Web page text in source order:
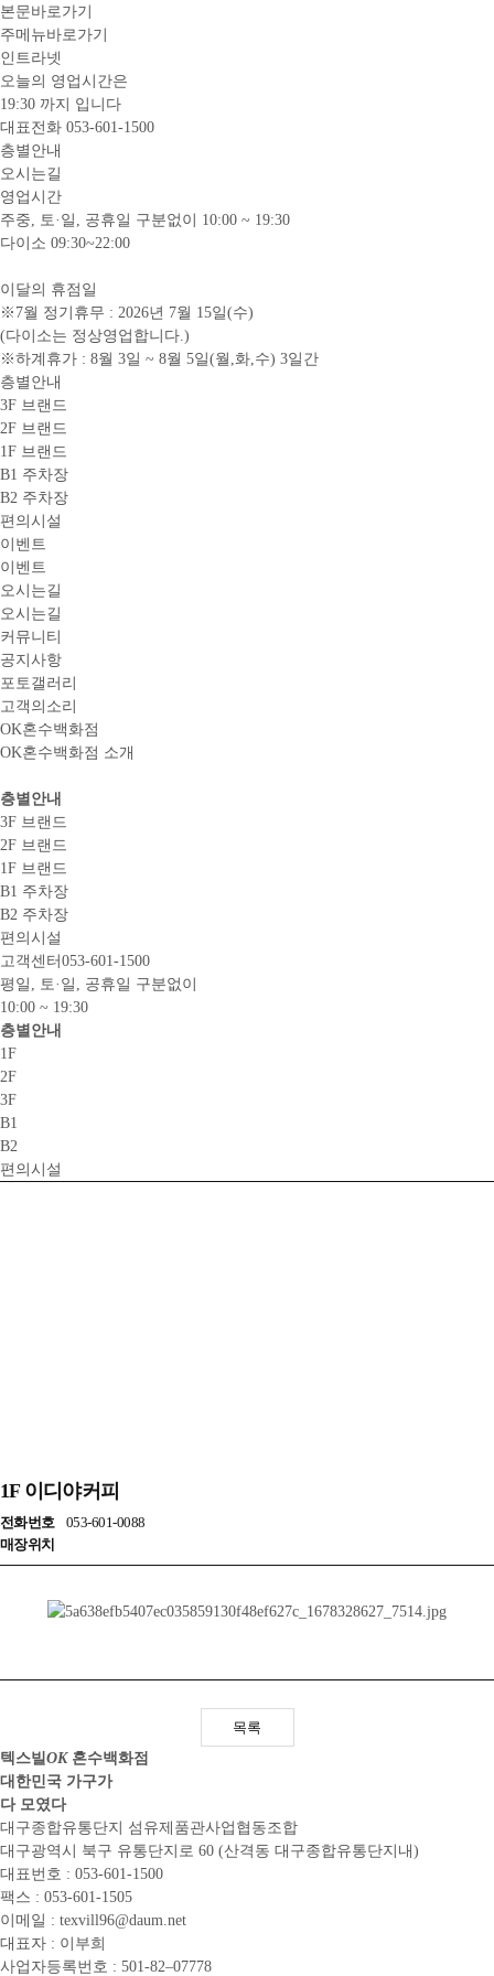
본문바로가기
주메뉴바로가기
인트라넷
오늘의 영업시간은
19:30 까지 입니다
대표전화 053-601-1500
층별안내
오시는길
영업시간
주중, 토·일, 공휴일 구분없이 10:00 ~ 19:30
다이소 09:30~22:00
이달의 휴점일
※7월 정기휴무 : 2026년 7월 15일(수)
(다이소는 정상영업합니다.)
※하계휴가 : 8월 3일 ~ 8월 5일(월,화,수) 3일간
층별안내
3F 브랜드
2F 브랜드
1F 브랜드
B1 주차장
B2 주차장
편의시설
이벤트
이벤트
오시는길
오시는길
커뮤니티
공지사항
포토갤러리
고객의소리
OK혼수백화점
OK혼수백화점 소개
층별안내
3F 브랜드
2F 브랜드
1F 브랜드
B1 주차장
B2 주차장
편의시설
고객센터 053-601-1500
평일, 토·일, 공휴일 구분없이
10:00 ~ 19:30
층별안내
1F
2F
3F
B1
B2
편의시설
1F 이디야커피
전화번호
053-601-0088
매장위치
목록
텍스빌 OK혼수백화점
대한민국 가구가
다 모였다
대구종합유통단지 섬유제품관사업협동조합
대구광역시 북구 유통단지로 60 (산격동 대구종합유통단지내)
대표번호 : 053-601-1500
팩스 : 053-601-1505
이메일 : texvill96@daum.net
대표자 : 이부희
사업자등록번호 : 501-82–07778